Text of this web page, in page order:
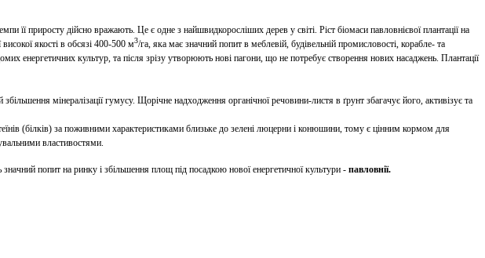
її приросту дійсно вражають. Це є одне з найшвидкоросліших дерев у світі. Ріст біомаси павловнієвої плантації на
якості в обсязі 400-500 м3/га, яка має значний попит в меблевій, будівельній промисловості, корабле- та
енергетичних культур, та після зрізу утворюють нові пагони, що не потребує створення нових насаджень. Плантації
мінералізації гумусу. Щорічне надходження органічної речовини-листя в ґрунт збагачує його, активізує та
(білків) за поживними характеристиками близьке до зелені люцерни і конюшини, тому є цінним кормом для
властивостями.
попит на ринку і збільшення площ під посадкою нової енергетичної культури - павловнії.